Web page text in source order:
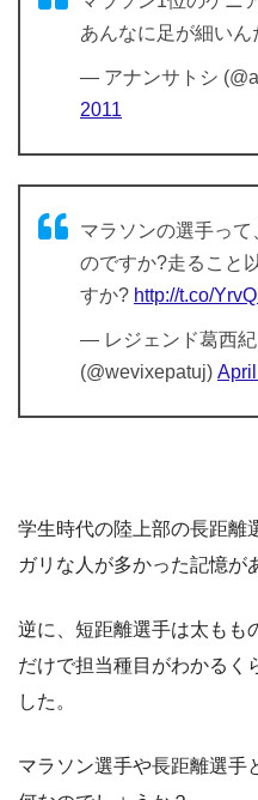
あんなに足が細いん
— アナンサトシ
2011
マラソンの選手っ
のですか?走ること
すか? http://t.co/
— レジェンド葛西
(@wevixepatuj)
学生時代の陸上部の長距離
ガリな人が多かった記憶が
逆に、短距離選手は太もも
だけで担当種目がわかるく
した。
マラソン選手や長距離選手